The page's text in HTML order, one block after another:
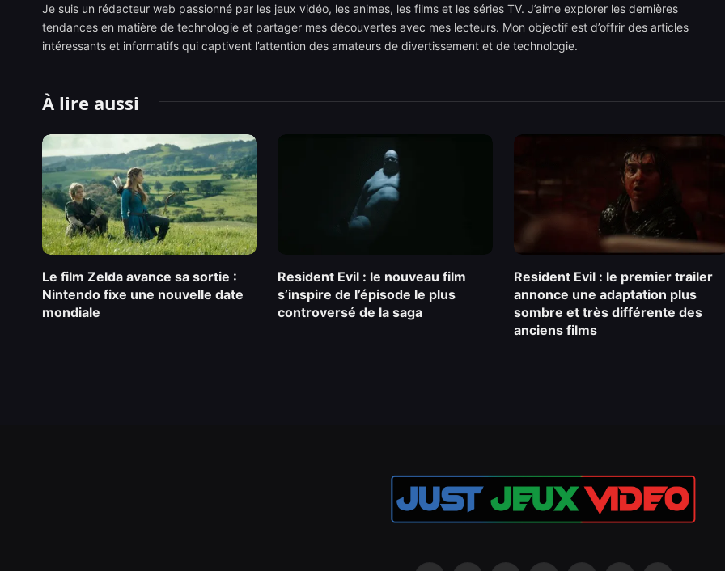
Je suis un rédacteur web passionné par les jeux vidéo, les animes, les films et les séries TV. J’aime explorer les dernières
tendances en matière de technologie et partager mes découvertes avec mes lecteurs. Mon objectif est d’offrir des articles
intéressants et informatifs qui captivent l’attention des amateurs de divertissement et de technologie.
À lire aussi
Le film Zelda avance sa sortie :
Nintendo fixe une nouvelle date
mondiale
Resident Evil : le nouveau film
s’inspire de l’épisode le plus
controversé de la saga
Resident Evil : le premier trailer
annonce une adaptation plus
sombre et très différente des
anciens films